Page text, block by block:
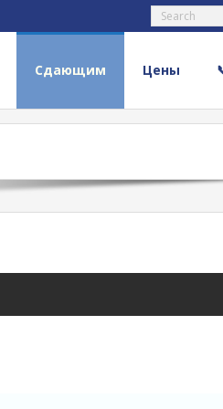
Сдающим Цены